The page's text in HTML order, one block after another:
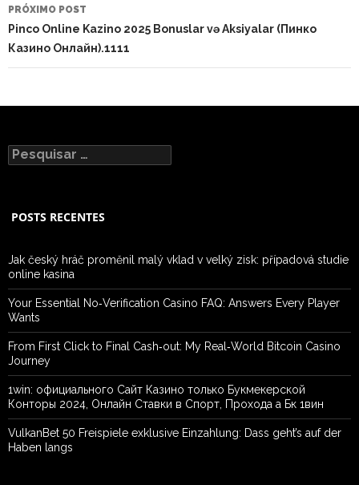
PRÓXIMO POST
Pinco Online Kazino 2025 Bonuslar və Aksiyalar (Пинко
Казино Онлайн).1111
Pesquisar
por:
POSTS RECENTES
Jak český hráč proměnil malý vklad v velký zisk: případová studie
online kasina
Your Essential No‑Verification Casino FAQ: Answers Every Player
Wants
From First Click to Final Cash‑out: My Real‑World Bitcoin Casino
Journey
1win: официального Сайт Казино только Букмекерской
Конторы 2024, Онлайн Ставки в Спорт, Прохода а Бк 1вин
VulkanBet 50 Freispiele exklusive Einzahlung: Dass geht’s auf der
Haben langs